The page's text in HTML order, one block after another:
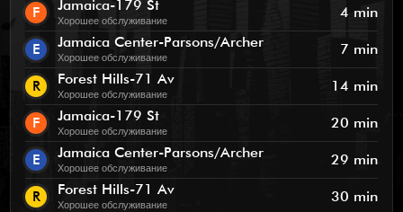
F Jamaica-179 St
Хорошее обслуживание 4 min
E Jamaica Center-Parsons/Archer
Хорошее обслуживание 7 min
R Forest Hills-71 Av
Хорошее обслуживание 14 min
F Jamaica-179 St
Хорошее обслуживание 20 min
E Jamaica Center-Parsons/Archer
Хорошее обслуживание 29 min
R Forest Hills-71 Av
Хорошее обслуживание 30 min